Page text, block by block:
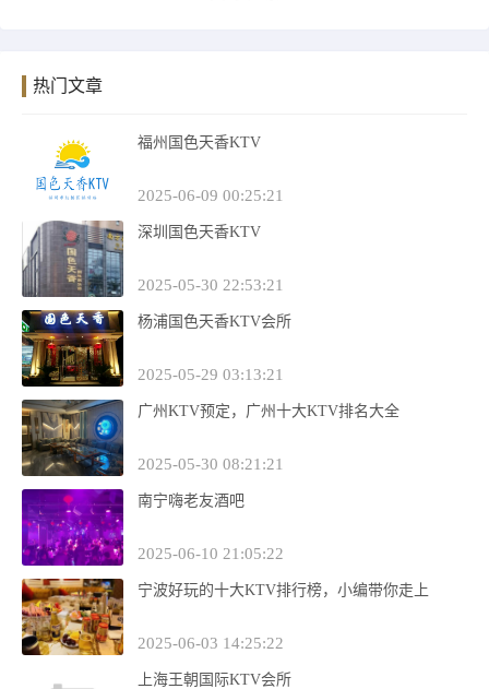
热门文章
福州国色天香KTV
2025-06-09 00:25:21
深圳国色天香KTV
2025-05-30 22:53:21
杨浦国色天香KTV会所
2025-05-29 03:13:21
广州KTV预定，广州十大KTV排名大全
2025-05-30 08:21:21
南宁嗨老友酒吧
2025-06-10 21:05:22
宁波好玩的十大KTV排行榜，小编带你走上
2025-06-03 14:25:22
上海王朝国际KTV会所